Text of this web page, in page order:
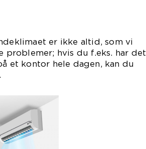
er ikke altid, som vi
problemer; hvis du f.eks. har det
et kontor hele dagen, kan du